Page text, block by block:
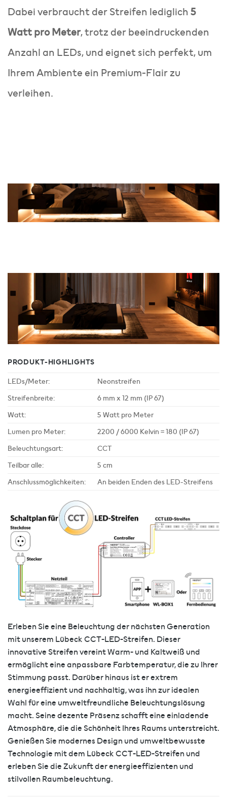
Dabei verbraucht der Streifen lediglich5
Watt pro Meter, trotz der beeindruckenden
Anzahl an LEDs, und eignet sich perfekt, um
Ihrem Ambiente ein Premium-Flair zu
verleihen.
PRODUKT-HIGHLIGHTS
LEDs/Meter:
Neonstreifen
Streifenbreite:
6 mm x 12 mm (IP 67)
Watt:
5 Watt pro Meter
Lumen pro Meter:
2200 / 6000 Kelvin = 180 (IP 67)
Beleuchtungsart:
CCT
Teilbar alle:
5 cm
Anschlussmöglichkeiten:
An beiden Enden des LED-Streifens
Erleben Sie eine Beleuchtung der nächsten Generation
mit unserem Lübeck CCT-LED-Streifen. Dieser
innovative Streifen vereint Warm- und Kaltweiß und
ermöglicht eine anpassbare Farbtemperatur, die zu Ihrer
Stimmung passt. Darüber hinaus ist er extrem
energieeffizient und nachhaltig, was ihn zur idealen
Wahl für eine umweltfreundliche Beleuchtungslösung
macht. Seine dezente Präsenz schafft eine einladende
Atmosphäre, die die Schönheit Ihres Raums unterstreicht.
Genießen Sie modernes Design und umweltbewusste
Technologie mit dem Lübeck CCT-LED-Streifen und
erleben Sie die Zukunft der energieeffizienten und
stilvollen Raumbeleuchtung.